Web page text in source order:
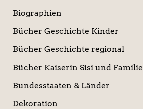
Biographien
Bücher Geschichte Kinder
Bücher Geschichte regional
Bücher Kaiserin Sisi und Familie
Bundesstaaten & Länder
Dekoration